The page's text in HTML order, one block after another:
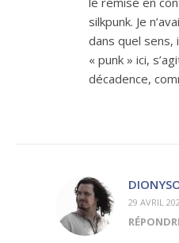
silkpunk. Je
dans quel
« punk » ici,
décadence,
29 AVRIL